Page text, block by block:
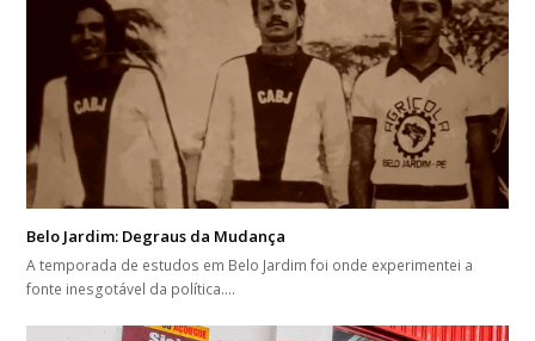
Belo Jardim: Degraus da Mudança
A temporada de estudos em Belo Jardim foi onde experimentei a
fonte inesgotável da política.…